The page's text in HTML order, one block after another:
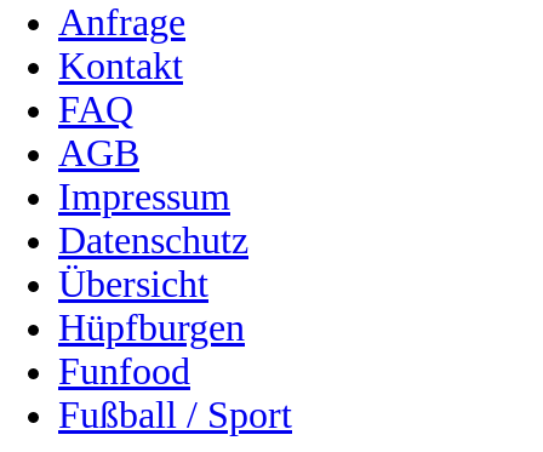
Anfrage
Kontakt
FAQ
AGB
Impressum
Datenschutz
Übersicht
Hüpfburgen
Funfood
Fußball / Sport